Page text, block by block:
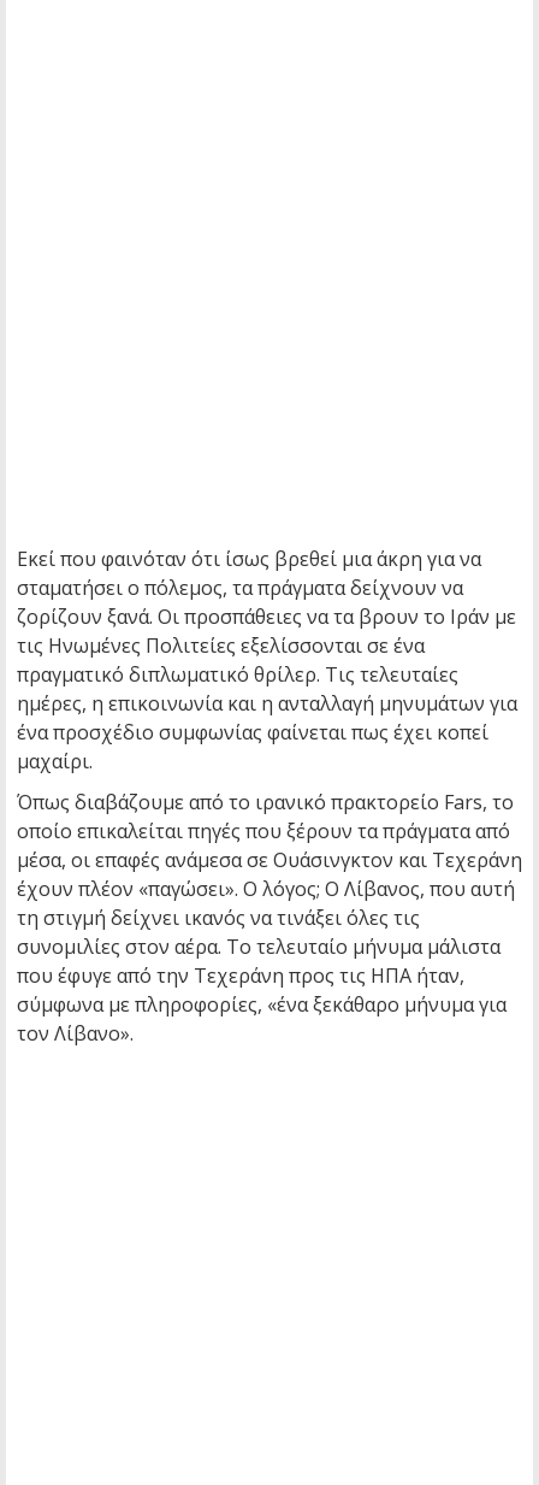
Εκεί που φαινόταν ότι ίσως βρεθεί μια άκρη για να
σταματήσει ο πόλεμος, τα πράγματα δείχνουν να
ζορίζουν ξανά. Οι προσπάθειες να τα βρουν το Ιράν με
τις Ηνωμένες Πολιτείες εξελίσσονται σε ένα
πραγματικό διπλωματικό θρίλερ. Τις τελευταίες
ημέρες, η επικοινωνία και η ανταλλαγή μηνυμάτων για
ένα προσχέδιο συμφωνίας φαίνεται πως έχει κοπεί
μαχαίρι.
Όπως διαβάζουμε από το ιρανικό πρακτορείο Fars, το
οποίο επικαλείται πηγές που ξέρουν τα πράγματα από
μέσα, οι επαφές ανάμεσα σε Ουάσινγκτον και Τεχεράνη
έχουν πλέον «παγώσει». Ο λόγος; Ο Λίβανος, που αυτή
τη στιγμή δείχνει ικανός να τινάξει όλες τις
συνομιλίες στον αέρα. Το τελευταίο μήνυμα μάλιστα
που έφυγε από την Τεχεράνη προς τις ΗΠΑ ήταν,
σύμφωνα με πληροφορίες, «ένα ξεκάθαρο μήνυμα για
τον Λίβανο».